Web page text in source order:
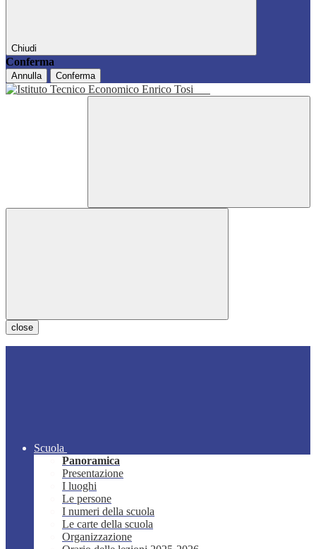
Chiudi
Conferma
Annulla Conferma
close
Scuola
Panoramica
Presentazione
I luoghi
Le persone
I numeri della scuola
Le carte della scuola
Organizzazione